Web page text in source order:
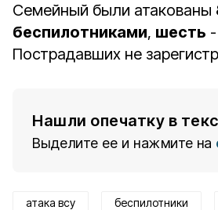
Семейный были атакованы
беспилотниками, шесть
Пострадавших не
Нашли опечатку в
Выделите ее и нажмите на
атака всу беспилотники